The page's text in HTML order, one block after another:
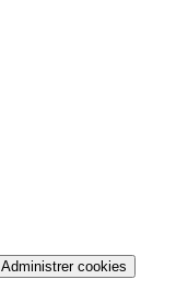
Administrer cookies